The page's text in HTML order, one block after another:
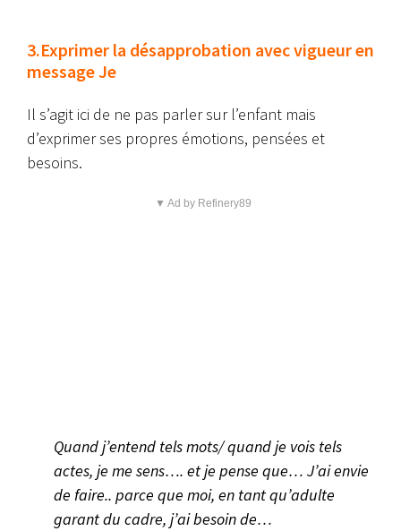
3.Exprimer la désapprobation avec vigueur en
message Je
Il s’agit ici de ne pas parler sur l’enfant mais
d’exprimer ses propres émotions, pensées et
besoins.
▼ Ad by Refinery89
Quand j’entend tels mots/ quand je vois tels
actes, je me sens…. et je pense que… J’ai envie
de faire.. parce que moi, en tant qu’adulte
garant du cadre, j’ai besoin de…